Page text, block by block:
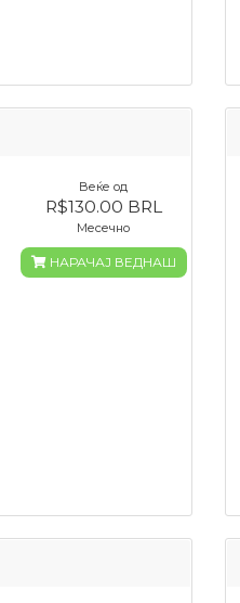
Веќе од
R$130.00 BRL
Месечно
НАРАЧАЈ ВЕДНАШ